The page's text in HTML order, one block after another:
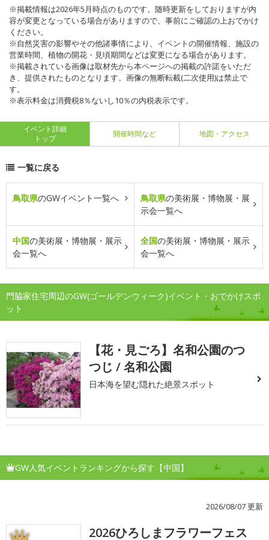
※掲載情報は2026年5月時点のものです。随時更新をしておりますが内
容が変更となっている場合がありますので、事前にご確認の上おでかけ
ください。
※自然災害の影響やその他諸事情により、イベントの開催情報、施設の
営業時間、植物の開花・見頃期間などは変更になる場合があります。
※掲載されている画像は取材先から本ページへの掲載の許諾をいただ
き、提供されたものとなります。画像の無断転載(二次使用)は禁止で
す。
※表示料金は消費税8％ないし10％の内税表示です。
イベント詳細
トップ
開催時間など 地図・アクセス
一覧に戻る
鳥取県のGWイベント一覧へ 鳥取県の美術展・博物展・展
示会一覧へ
中国の美術展・博物展・展示
会一覧へ
全国の美術展・博物展・展示
会一覧へ
門脇家住宅周辺のGW(ゴールデンウィーク)イベント・おでかけスポ
ット
【花・見ごろ】名和公園のつ
つじ / 名和公園
日本海を望む隠れた絶景スポット
GW人気イベントランキングから探す【中国】
2026/08/07 更新
2026ひろしまフラワーフェス